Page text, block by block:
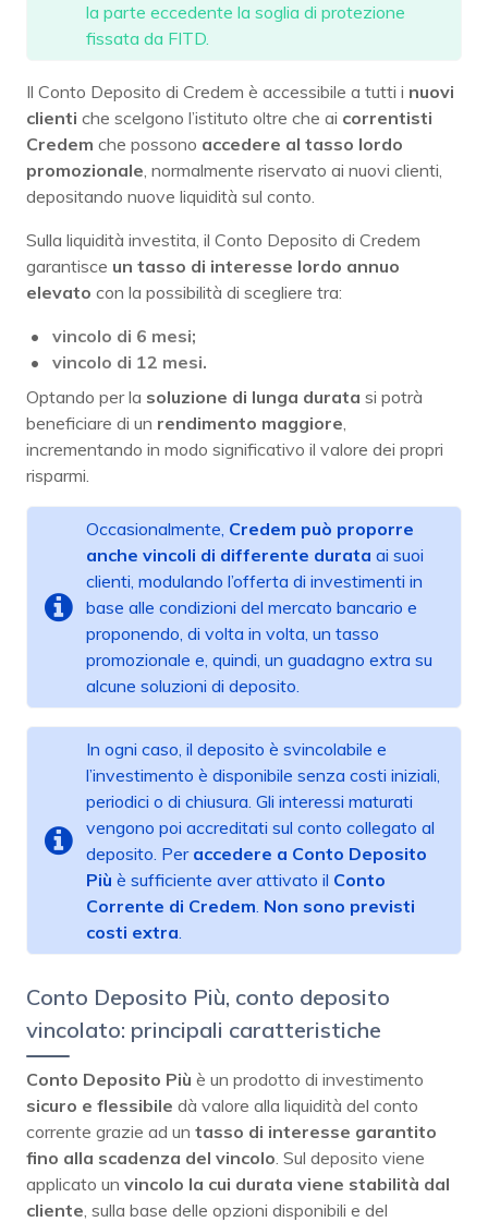
la parte eccedente la soglia di protezione
fissata da FITD.
Il Conto Deposito di Credem è accessibile a tutti i nuovi
clienti che scelgono l’istituto oltre che ai correntisti
Credem che possono accedere al tasso lordo
promozionale, normalmente riservato ai nuovi clienti,
depositando nuove liquidità sul conto.
Sulla liquidità investita, il Conto Deposito di Credem
garantisce un tasso di interesse lordo annuo
elevato con la possibilità di scegliere tra:
vincolo di 6 mesi;
vincolo di 12 mesi.
Optando per la soluzione di lunga durata si potrà
beneficiare di un rendimento maggiore,
incrementando in modo significativo il valore dei propri
risparmi.
Occasionalmente, Credem può proporre
anche vincoli di differente durata ai suoi
clienti, modulando l’offerta di investimenti in
base alle condizioni del mercato bancario e
proponendo, di volta in volta, un tasso
promozionale e, quindi, un guadagno extra su
alcune soluzioni di deposito.
In ogni caso, il deposito è svincolabile e
l’investimento è disponibile senza costi iniziali,
periodici o di chiusura. Gli interessi maturati
vengono poi accreditati sul conto collegato al
deposito. Per accedere a Conto Deposito
Più è sufficiente aver attivato il Conto
Corrente di Credem. Non sono previsti
costi extra.
Conto Deposito Più, conto deposito
vincolato: principali caratteristiche
Conto Deposito Più è un prodotto di investimento
sicuro e flessibile dà valore alla liquidità del conto
corrente grazie ad un tasso di interesse garantito
fino alla scadenza del vincolo. Sul deposito viene
applicato un vincolo la cui durata viene stabilità dal
cliente, sulla base delle opzioni disponibili e del